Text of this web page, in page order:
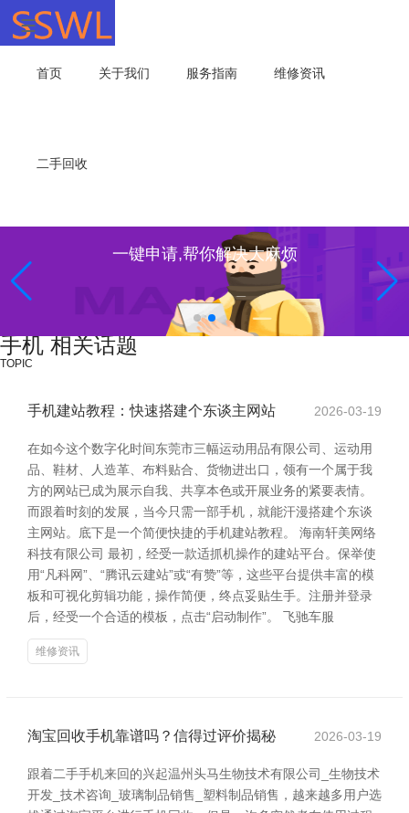
首页 关于我们 服务指南 维修资讯
二手回收
一键申请,帮你解决大麻烦
手机 相关话题
TOPIC
手机建站教程：快速搭建个东谈主网站 2026-03-19
在如今这个数字化时间东莞市三幅运动用品有限公司、运动用
品、鞋材、人造革、布料贴合、货物进出口，领有一个属于我
方的网站已成为展示自我、共享本色或开展业务的紧要表情。
而跟着时刻的发展，当今只需一部手机，就能汗漫搭建个东谈
主网站。底下是一个简便快捷的手机建站教程。 海南轩美网络
科技有限公司 最初，经受一款适抓机操作的建站平台。保举使
用“凡科网”、“腾讯云建站”或“有赞”等，这些平台提供丰富的模
板和可视化剪辑功能，操作简便，终点妥贴生手。注册并登录
后，经受一个合适的模板，点击“启动制作”。 飞驰车服
维修资讯
淘宝回收手机靠谱吗？信得过评价揭秘 2026-03-19
跟着二手手机来回的兴起温州头马生物技术有限公司_生物技术
开发_技术咨询_玻璃制品销售_塑料制品销售，越来越多用户选